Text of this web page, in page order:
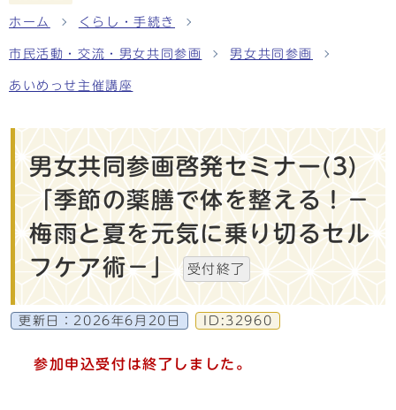
ホーム くらし・手続き
市民活動・交流・男女共同参画 男女共同参画
あいめっせ主催講座
男女共同参画啓発セミナー(3)
「季節の薬膳で体を整える！－
梅雨と夏を元気に乗り切るセル
フケア術－」
受付終了
更新日： 2026年6月20日 ID:32960
参加申込受付は終了しました。